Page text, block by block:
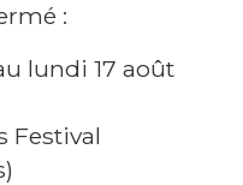
:
lundi 17 août
Festival